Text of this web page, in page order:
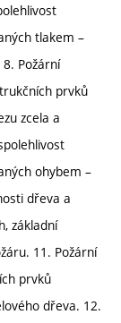
tlakem –
Požární
prvků
zcela a
ohybem –
dřeva a
základní
11. Požární
prvků
dřeva. 12.